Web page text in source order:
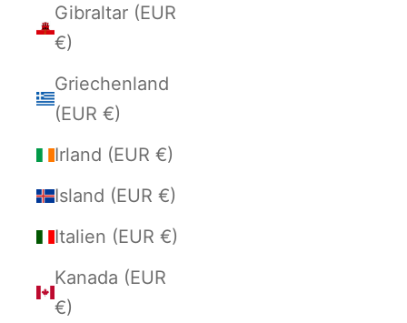
Gibraltar (EUR
€)
Griechenland
(EUR €)
Irland (EUR €)
Island (EUR €)
Italien (EUR €)
Kanada (EUR
€)